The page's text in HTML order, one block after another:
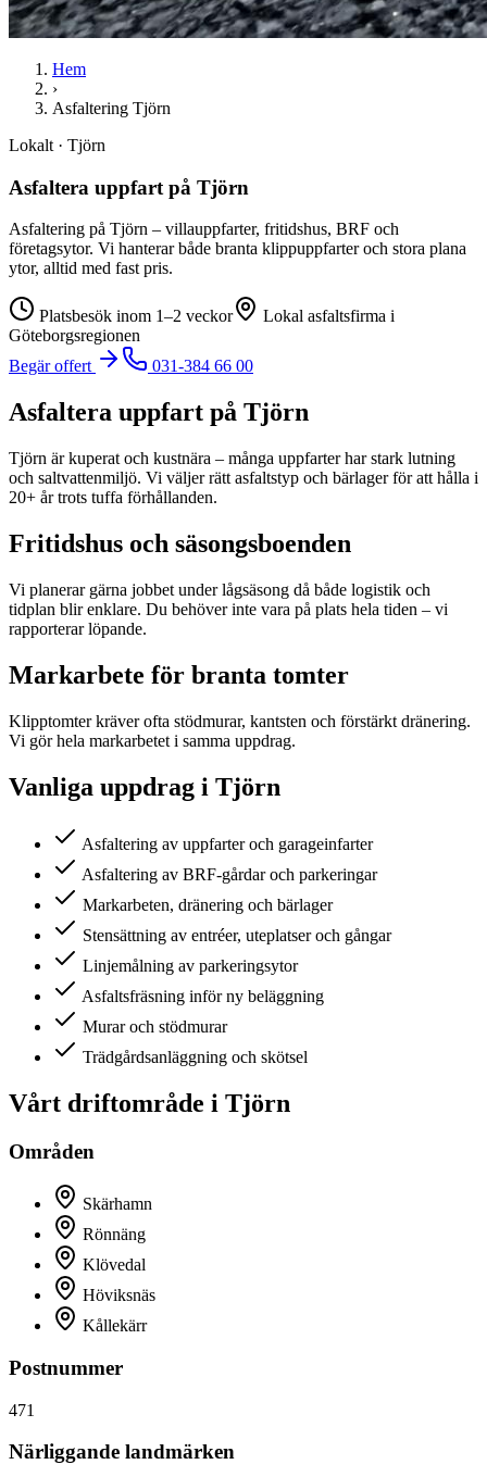
Hem
›
Asfaltering Tjörn
Lokalt · Tjörn
Asfaltera uppfart på Tjörn
Asfaltering på Tjörn – villauppfarter, fritidshus, BRF och
företagsytor. Vi hanterar både branta klippuppfarter och stora plana
ytor, alltid med fast pris.
Platsbesök inom 1–2 veckor
Lokal asfaltsfirma i
Göteborgsregionen
Begär offert
031-384 66 00
Asfaltera uppfart på Tjörn
Tjörn är kuperat och kustnära – många uppfarter har stark lutning
och saltvattenmiljö. Vi väljer rätt asfaltstyp och bärlager för att hålla i
20+ år trots tuffa förhållanden.
Fritidshus och säsongsboenden
Vi planerar gärna jobbet under lågsäsong då både logistik och
tidplan blir enklare. Du behöver inte vara på plats hela tiden – vi
rapporterar löpande.
Markarbete för branta tomter
Klipptomter kräver ofta stödmurar, kantsten och förstärkt dränering.
Vi gör hela markarbetet i samma uppdrag.
Vanliga uppdrag i Tjörn
Asfaltering av uppfarter och garageinfarter
Asfaltering av BRF-gårdar och parkeringar
Markarbeten, dränering och bärlager
Stensättning av entréer, uteplatser och gångar
Linjemålning av parkeringsytor
Asfaltsfräsning inför ny beläggning
Murar och stödmurar
Trädgårdsanläggning och skötsel
Vårt driftområde i Tjörn
Områden
Skärhamn
Rönnäng
Klövedal
Höviksnäs
Kållekärr
Postnummer
471
Närliggande landmärken